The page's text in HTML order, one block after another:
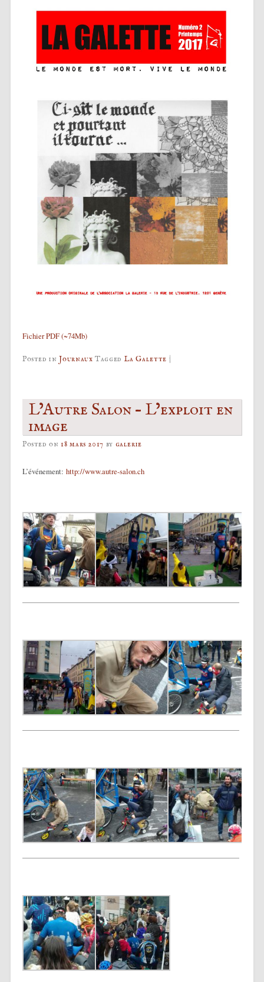
Fichier PDF (~74Mb)
Posted inJournaux Tagged La Galette |
L’Autre Salon – L’exploit en
image
Posted on18 mars 2017 by galerie
L’événement: http://www.autre-salon.ch